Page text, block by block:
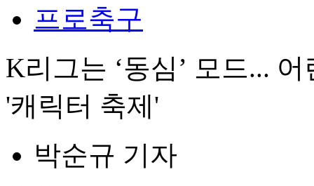
프로축구
K리그는 ‘동심’ 모드...
'캐릭터 축제'
박순규 기자